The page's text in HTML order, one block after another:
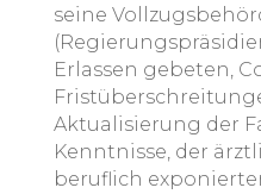
seine
Erlassen gebeten,
Aktualisierung der
Kenntnisse, der
beruflich